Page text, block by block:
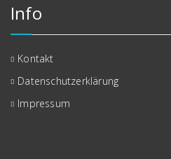
Info
Kontakt
Datenschutzerklärung
Impressum